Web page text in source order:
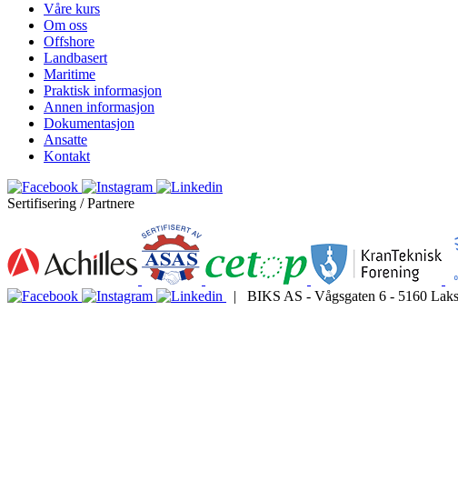
Våre kurs
Om oss
Offshore
Landbasert
Maritime
Praktisk informasjon
Annen informasjon
Dokumentasjon
Ansatte
Kontakt
Sertifisering / Partnere
| BIKS AS - Vågsgaten 6 - 5160